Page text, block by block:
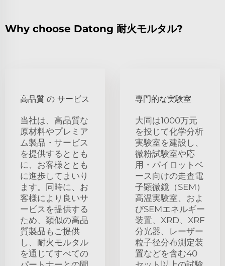
Why choose Datong 耐火モルタル?
高品質 の サービス
当社は、高品質な
原材料やプレミア
ム製品・サービス
を提供するととも
に、お客様ととも
に進歩してまいり
ます。同時に、お
客様により良いサ
ービスを提供する
ため、類似の高品
質製品もご提供
し、耐火モルタル
を通じてすべての
専門的な実験室
大同は1000万元
を投じて化学分析
実験室を建設し、
微粉試験室や応
用・パイロットベ
ース向けの走査電
子顕微鏡（SEM）
高温実験室、およ
びSEMエネルギー
装置、XRD、XRF
分光器、レーザー
粒子径分布測定装
置などを含む40